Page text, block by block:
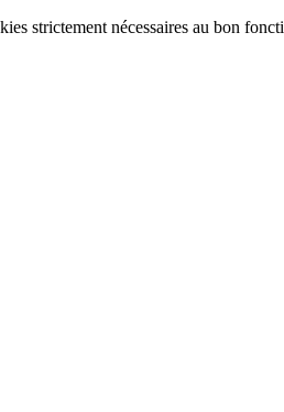
strictement nécessaires au bon